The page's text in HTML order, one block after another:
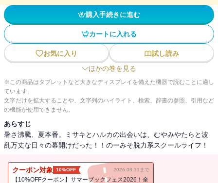
購入手続きに進む
カートに入れる
お気に入り
試し読み
ほかの巻を見る
※この商品はタブレットなど大きなディスプレイを備えた機器で読むことに適し
ています。
文字だけを拡大することや、文字列のハイライト、検索、辞書の参照、引用など
の機能が使用できません。
あらすじ
暑さ沸騰、夏本番。ミサキとハルカの出会いは、むやみやたらと波
乱万丈な日々の幕開けだった！！のーみそ脱力系スクールライフ！
クーポン対象 10%OFF 2026.08.11まで
【10%OFFクーポン】サマーブックフェス2026！全